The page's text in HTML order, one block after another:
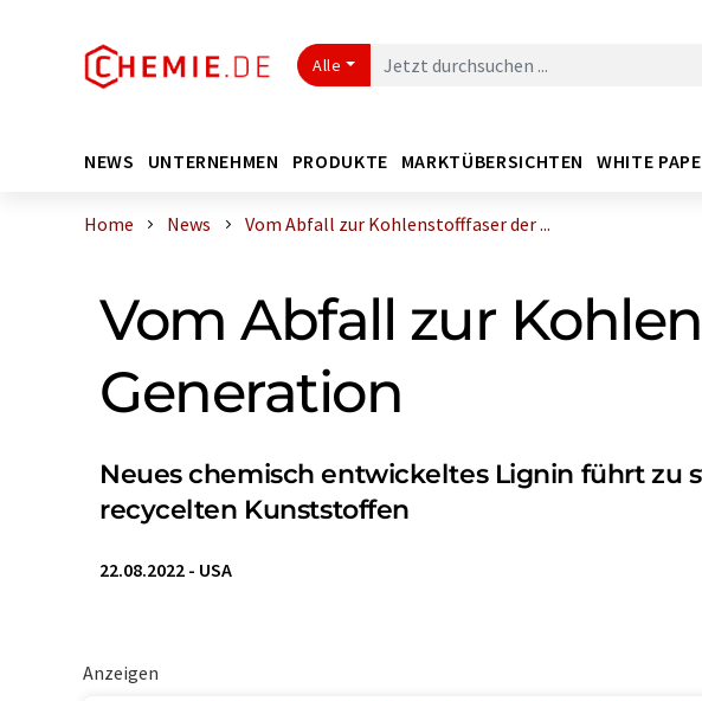
Alle
NEWS UNTERNEHMEN PRODUKTE MARKTÜBERSICHTEN WHITE
Home News Vom Abfall zur Kohlenstofffaser der ...
Vom Abfall zur
Generation
Neues chemisch entwickeltes Lignin führt zu
recycelten Kunststoffen
22.08.2022 - USA
Anzeigen